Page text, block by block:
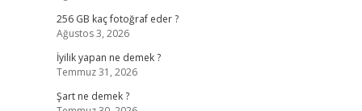
256 GB kaç fotoğraf eder ?
Ağustos 3, 2026
İyilik yapan ne demek ?
Temmuz 31, 2026
Şart ne demek ?